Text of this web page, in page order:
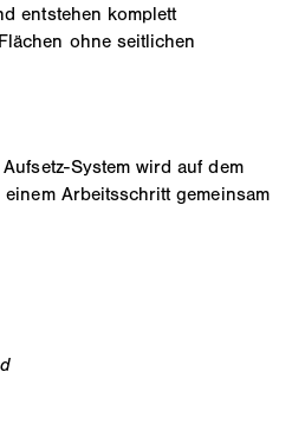
entstehen komplett
ohne seitlichen
System wird auf dem
Arbeitsschritt gemeinsam